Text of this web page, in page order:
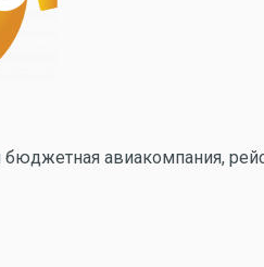
бюджетная авиакомпания,